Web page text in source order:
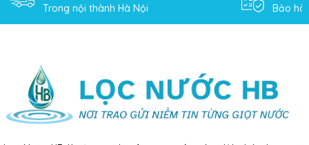
Trong nội thành Hà Nội Bảo